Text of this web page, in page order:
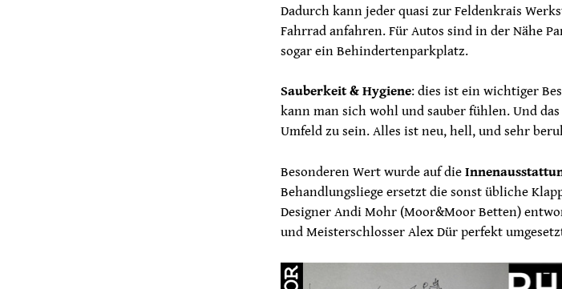
Dadurch kann jeder quasi zur Feldenkrais
Fahrrad anfahren. Für Autos sind in der Nähe
sogar ein Behindertenparkplatz.
Sauberkeit & Hygiene: dies ist ein wichtiger
kann man sich wohl und sauber fühlen. Und
Umfeld zu sein. Alles ist neu, hell, und sehr
Besonderen Wert wurde auf die
Behandlungsliege ersetzt die sonst übliche
Designer Andi Mohr (Moor&Moor Betten)
und Meisterschlosser Alex Dür perfekt